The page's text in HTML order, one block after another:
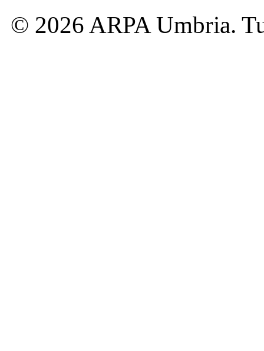
© 2026 ARPA Umbria.